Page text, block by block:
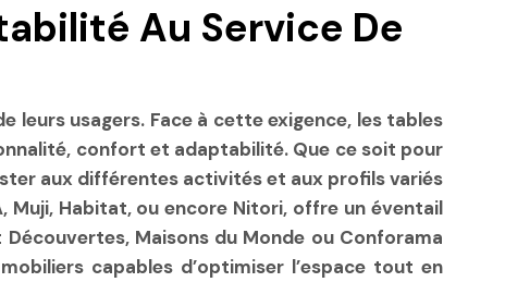
Au Service De
leurs usagers. Face à cette exigence, les tables
confort et adaptabilité. Que ce soit pour
aux différentes activités et aux profils variés
Muji, Habitat, ou encore Nitori, offre un éventail
Maisons du Monde ou Conforama
capables d’optimiser l’espace tout en